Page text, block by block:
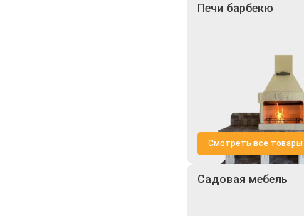
Печи барбекю
Смотреть все товары
Садовая мебель